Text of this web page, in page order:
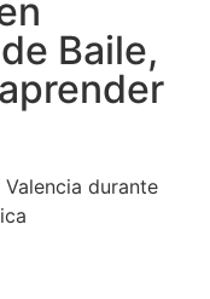
Baile,